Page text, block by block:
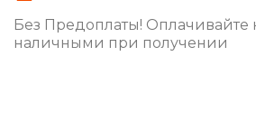
Без Предоплаты! Оплачивайте
наличными при получении